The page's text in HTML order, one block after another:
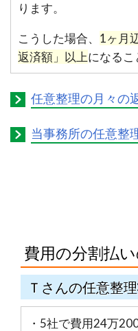
ります。
こうした場合、 1ヶ月
返済額」以上になるこ
任意整理の月々の
当事務所の任意整
費用の分割払い
Ｔさんの任意整
・5社で費用24万